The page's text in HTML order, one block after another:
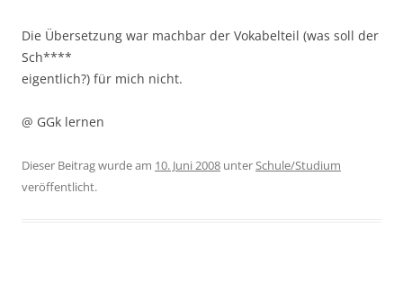
Die Übersetzung war machbar der Vokabelteil (was soll der
Sch****
eigentlich?) für mich nicht.
@ GGk lernen
Dieser Beitrag wurde am 10. Juni 2008 unterSchule/Studium
veröffentlicht.